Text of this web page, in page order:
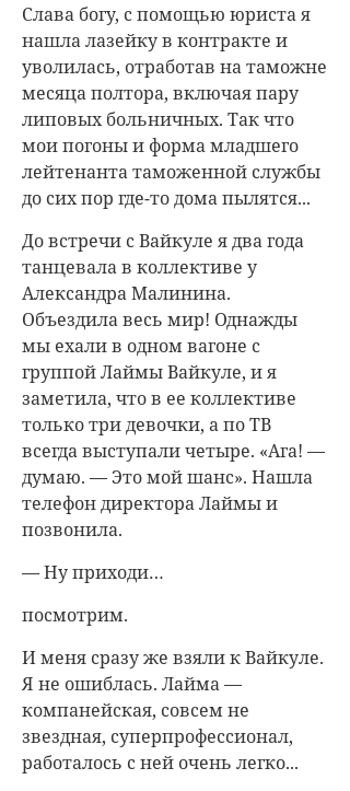
Слава богу, с помощью юриста я
нашла лазейку в контракте и
уволилась, отработав на таможне
месяца полтора, включая пару
липовых больничных. Так что
мои погоны и форма младшего
лейтенанта таможенной службы
до сих пор где-то дома пылятся...
До встречи с Вайкуле я два года
танцевала в коллективе у
Александра Малинина.
Объездила весь мир! Однажды
мы ехали в одном вагоне с
группой Лаймы Вайкуле, и я
заметила, что в ее коллективе
только три девочки, а по ТВ
всегда выступали четыре. «Ага! —
думаю. — Это мой шанс». Нашла
телефон директора Лаймы и
позвонила.
— Ну приходи…
посмотрим.
И меня сразу же взяли к Вайкуле.
Я не ошиблась. Лайма —
компанейская, совсем не
звездная, суперпрофессионал,
работалось с ней очень легко...